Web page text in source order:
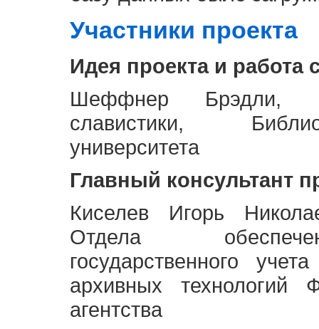
Участники проекта
Идея проекта и работа
Шеффнер Брэдли,
славистики,
университета
Главный консультант
Киселев Игорь
Отдела
государственного
архивных технологий
агентства